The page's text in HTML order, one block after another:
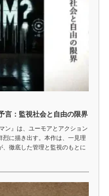
言：監視社会と自由の限界
ン』は、ユーモアとアクション
に描き出す。本作は、一見理
徹底した管理と監視のもとに